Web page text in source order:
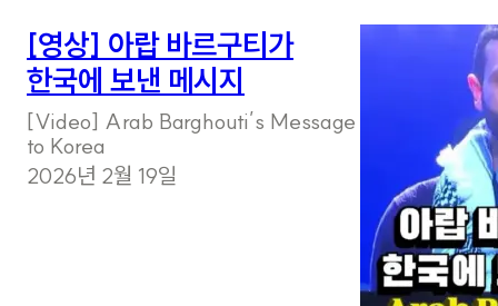
[영상] 아랍 바르구티가
한국에 보낸 메시지
[Video] Arab Barghouti’s Message
to Korea
2026년 2월 19일